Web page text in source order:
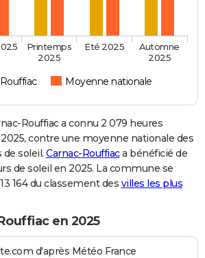
Moyenne nationale
Printemps
2025
Eté 2025
Automne
2025
Rouffiac a connu 2 079 heures
contre une moyenne nationale des
de soleil. Carnac-Rouffiaca bénéficié de
de soleil en 2025. La commune se
164 du classement des villes les plus
en 2025
d'après Météo France